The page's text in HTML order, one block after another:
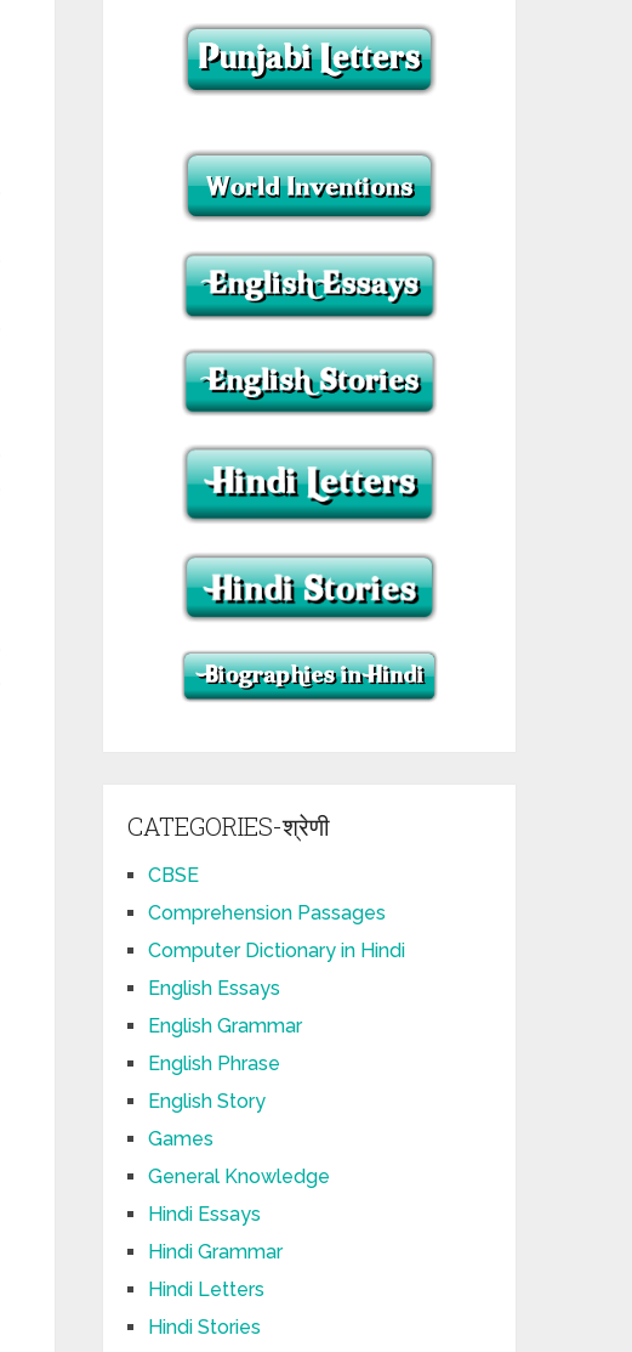
CATEGORIES-श्रेणी
CBSE
Comprehension Passages
Computer Dictionary in Hindi
English Essays
English Grammar
English Phrase
English Story
Games
General Knowledge
Hindi Essays
Hindi Grammar
Hindi Letters
Hindi Stories